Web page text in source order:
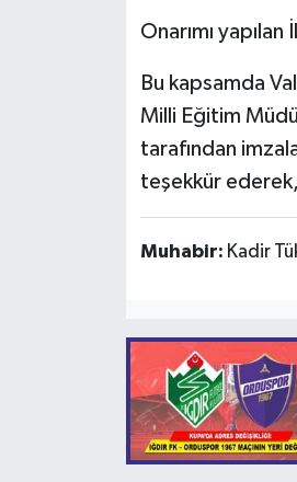
Onarımı
Bu kapsamda
Milli Eğitim
tarafından
teşekkür ederek,
Muhabir: Kadir